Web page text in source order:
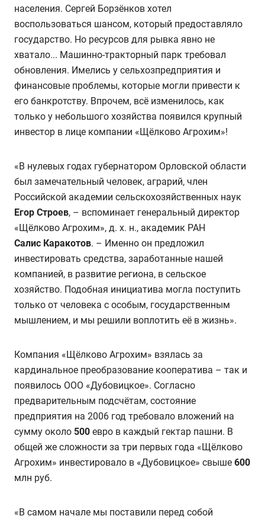
населения. Сергей Борзёнков хотел
воспользоваться шансом, который предоставляло
государство. Но ресурсов для рывка явно не
хватало... Машинно-тракторный парк требовал
обновления. Имелись у сельхозпредприятия и
финансовые проблемы, которые могли привести к
его банкротству. Впрочем, всё изменилось, как
только у небольшого хозяйства появился крупный
инвестор в лице компании «Щёлково Агрохим»!
«В нулевых годах губернатором Орловской области
был замечательный человек, аграрий, член
Российской академии сельскохозяйственных наук
Егор Строев, – вспоминает генеральный директор
«Щёлково Агрохим», д. х. н., академик РАН
Салис Каракотов. – Именно он предложил
инвестировать средства, заработанные нашей
компанией, в развитие региона, в сельское
хозяйство. Подобная инициатива могла поступить
только от человека с особым, государственным
мышлением, и мы решили воплотить её в жизнь».
Компания «Щёлково Агрохим» взялась за
кардинальное преобразование кооператива – так и
появилось ООО «Дубовицкое». Согласно
предварительным подсчётам, состояние
предприятия на 2006 год требовало вложений на
сумму около 500 евро в каждый гектар пашни. В
общей же сложности за три первых года «Щёлково
Агрохим» инвестировало в «Дубовицкое» свыше 600
млн руб.
«В самом начале мы поставили перед собой